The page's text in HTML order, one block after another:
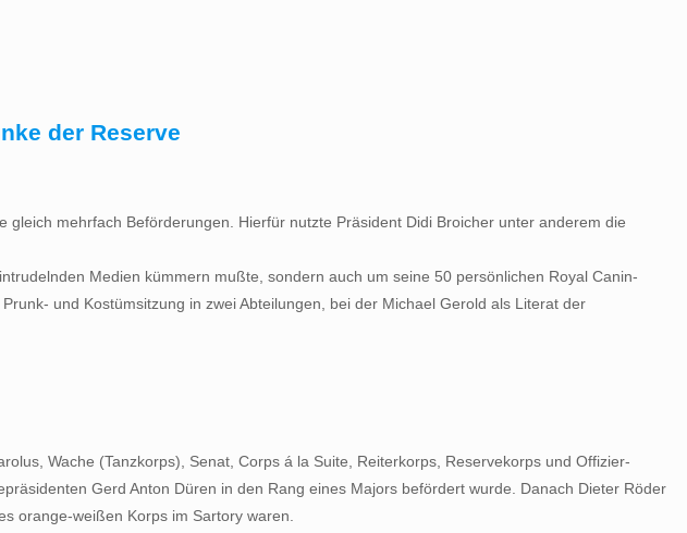
der Reserve
mehrfach Beförderungen. Hierfür nutzte Präsident Didi Broicher unter anderem die
Medien kümmern mußte, sondern auch um seine 50 persönlichen Royal Canin-
und Kostümsitzung in zwei Abteilungen, bei der Michael Gerold als Literat der
Wache (Tanzkorps), Senat, Corps á la Suite, Reiterkorps, Reservekorps und Offizier-
Gerd Anton Düren in den Rang eines Majors befördert wurde. Danach Dieter Röder
orange-weißen Korps im Sartory waren.